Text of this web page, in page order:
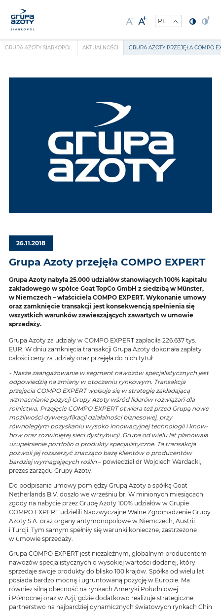
GRUPA AZOTY SIARKOPOL AKTUALNOŚCI GRUPA AZOTY PRZEJĘŁA COMPO
26.11.2018
Grupa Azoty przejęła COMPO EXPERT
Grupa Azoty nabyła 25.000 udziałów stanowiących 100% kapitału
zakładowego w spółce Goat TopCo GmbH z siedzibą w Münster,
w Niemczech – właściciela COMPO EXPERT. Wykonanie umowy
oraz zamknięcie transakcji jest konsekwencją spełnienia się
wszystkich warunków zawieszających zawartych w umowie
sprzedaży.
Grupa Azoty za udziały w COMPO EXPERT zapłaciła 226.637 tys.
EUR. W dniu zamknięcia transakcji Grupa Azoty dokonała zapłaty
całości ceny za udziały oraz przejęła do nich tytuł.
- Nasze zaangażowanie w segment nawozów specjalistycznych jest
odpowiedzią na zmiany w otoczeniu rynkowym. Transakcja
przejęcia COMPO EXPERT wpisuje się w strategię zakładającą
wzmacnianie pozycji Grupy Azoty wśród liderów rozwiązań dla
rolnictwa. Przejęcie COMPO EXPERT otwiera też przed Grupą nowe
możliwości dywersyfikacji działalności biznesowej, przy
równoległym pozyskaniu wysoko innowacyjnej technologii i know-
how oraz rozwiniętej sieci dystrybucji. Grupa od wielu lat planowała
uzupełnienie portfolio o produkty specjalistyczne. Ta transakcja
pozwoli jej rozszerzyć znacząco bazę klientów o producentów
bardziej wymagających roślin– powiedział dr Wojciech Wardacki,
prezes zarządu Grupy Azoty.
Do podpisania umowy pomiędzy Grupą Azoty a spółką Goat
Netherlands B.V. doszło we wrześniu br. W minionych miesiącach
zgody na nabycie przez Grupę Azoty 100% udziałów w Grupie
COMPO EXPERT udzielili Nadzwyczajne Walne Zgromadzenie Grupy
Azoty S.A. oraz organy antymonopolowe w Niemczech, Austrii
i Turcji. Tym samym spełniły się warunki konieczne, zastrzeżone
w umowie sprzedaży.
Grupa COMPO EXPERT jest niezależnym, globalnym producentem
nawozów specjalistycznych o wysokiej wartości dodanej, który
sprzedaje swoje produkty do blisko 100 krajów. Spółka od wielu lat
posiada bardzo mocną i ugruntowaną pozycję w Europie. Ma
również silną obecność na rynkach Ameryki Południowej
i Północnej oraz w Azji, gdzie dodatkowo realizuje strategiczne
partnerstwo na najbardziej dynamicznych światowych rynkach Chin